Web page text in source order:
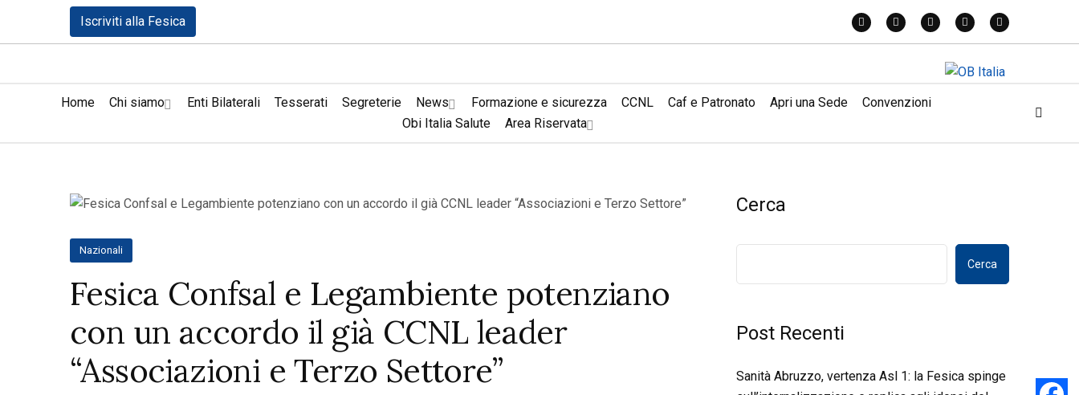
Iscriviti alla Fesica
Home Chi siamo Enti Bilaterali Tesserati Segreterie News Formazione e sicurezza CCNL Caf e Patronato Apri una Sede
Convenzioni
Obi Italia Salute
Area Riservata
Nazionali
Fesica Confsal e Legambiente potenziano
con un accordo il già CCNL leader
“Associazioni e Terzo Settore”
Cerca
Cerca
Post Recenti
Sanità Abruzzo, vertenza Asl 1: la Fesica spinge